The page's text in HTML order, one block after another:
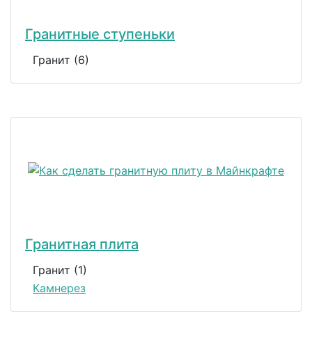
Гранитные ступеньки
Гранит (6)
Гранитная плита
Гранит (1)
Камнерез